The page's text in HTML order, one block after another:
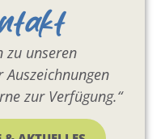
zu unseren
zur Verfügung.“